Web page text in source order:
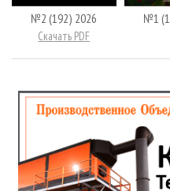
№2 (192) 2026
Скачать PDF
№1